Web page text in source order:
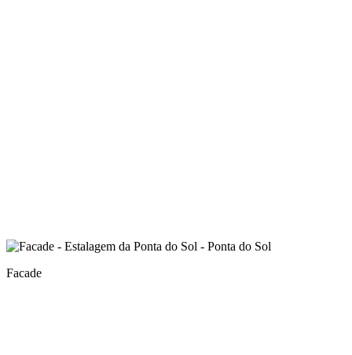
Facade